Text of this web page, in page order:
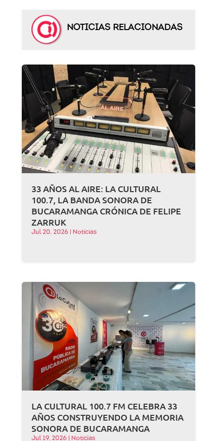
NOTICIAS RELACIONADAS
33 AÑOS AL AIRE: LA CULTURAL
100.7, LA BANDA SONORA DE
BUCARAMANGA CRÓNICA DE FELIPE
ZARRUK
Jul 20, 2026 Noticias
LA CULTURAL 100.7 FM CELEBRA 33
AÑOS CONSTRUYENDO LA MEMORIA
SONORA DE BUCARAMANGA
Jul 19, 2026 Noticias